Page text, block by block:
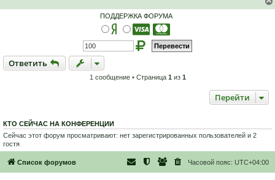
о
щ
е
н
ПОДДЕРЖКА ФОРУМА
Ответить
Ответить
1 сообщение • Страница 1 из 1
Перейти
КТО СЕЙЧАС НА КОНФЕРЕНЦИИ
Сейчас этот форум просматривают: нет зарегистрированных пользователей и 2
гостя
Список форумов Часовой пояс: UTC+04:00